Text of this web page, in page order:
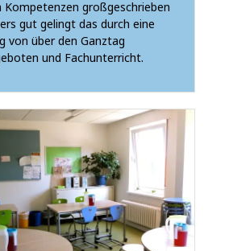
Kompetenzen großgeschrieben
gut gelingt das durch eine
von über den Ganztag
und Fachunterricht.